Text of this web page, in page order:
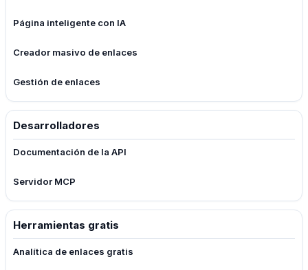
Página inteligente con IA
Creador masivo de enlaces
Gestión de enlaces
Desarrolladores
Documentación de la API
Servidor MCP
Herramientas gratis
Analítica de enlaces gratis